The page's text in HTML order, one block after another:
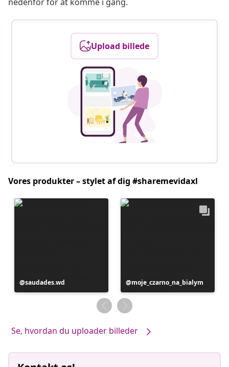
Upload billede
Vores produkter – stylet af dig #sharemevidaxl
Opslag
offentliggjort
saudades.wd
Opslag
offentliggjort
af
moje_czarno_na_bialym
Se, hvordan du uploader billeder